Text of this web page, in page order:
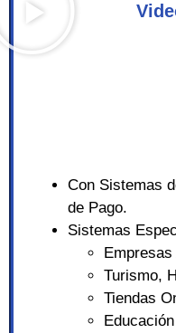
Con Sistemas
de Pago.
Sistemas
Turismo,
Tiendas
Educación